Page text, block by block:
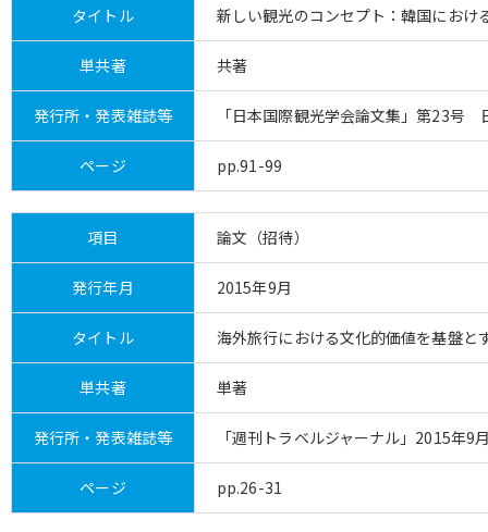
タイトル 新しい観光のコンセプト：韓国におけ
単共著 共著
発行所・発表雑誌等 「日本国際観光学会論文集」第23号
ページ pp.91-99
項目 論文（招待）
発行年月 2015年9月
タイトル 海外旅行における文化的価値を基盤と
単共著 単著
発行所・発表雑誌等 「週刊トラベルジャーナル」2015年9
ページ pp.26-31